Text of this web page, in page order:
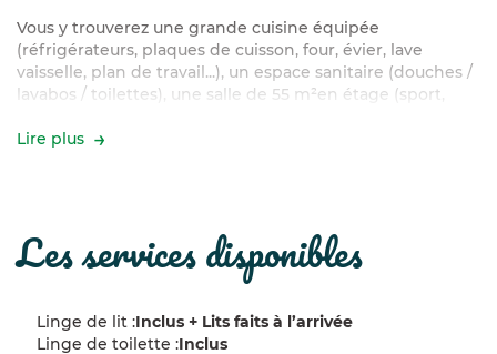
Vous y trouverez une grande cuisine équipée
(réfrigérateurs, plaques de cuisson, four, évier, lave
vaisselle, plan de travail...), un espace sanitaire (douches /
lavabos / toilettes), une salle de 55 m²en étage (sport,
expositions...).
Lire plus
les services disponibles
Linge de lit :Inclus + Lits faits à l’arrivée
Linge de toilette :Inclus